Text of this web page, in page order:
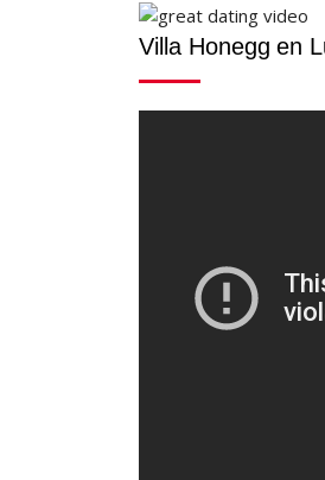
Villa Honegg en